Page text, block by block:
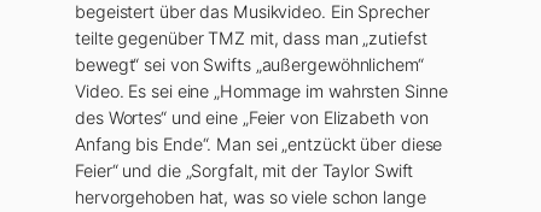
begeistert über das Musikvideo. Ein Sprecher
teilte gegenüber TMZ mit, dass man „zutiefst
bewegt“ sei von Swifts „außergewöhnlichem“
Video. Es sei eine „Hommage im wahrsten Sinne
des Wortes“ und eine „Feier von Elizabeth von
Anfang bis Ende“. Man sei „entzückt über diese
Feier“ und die „Sorgfalt, mit der Taylor Swift
hervorgehoben hat, was so viele schon lange